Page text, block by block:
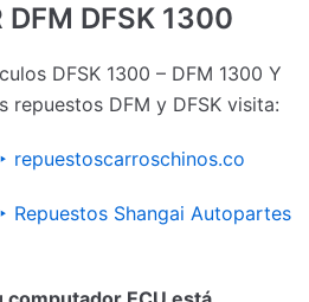
DFM DFSK 1300
DFSK 1300 – DFM 1300 Y
repuestos DFM y DFSK visita:
repuestoscarroschinos.co
Repuestos Shangai Autopartes